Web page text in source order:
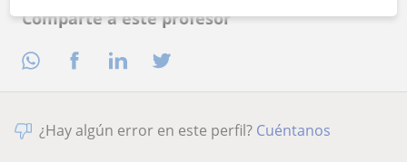
Comparte a este profesor
¿Hay algún error en este perfil? Cuéntanos